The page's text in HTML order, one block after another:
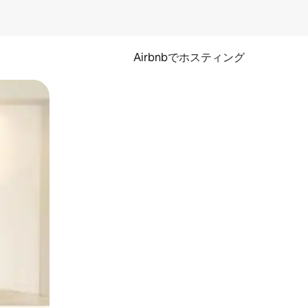
Airbnbでホスティング
できます。